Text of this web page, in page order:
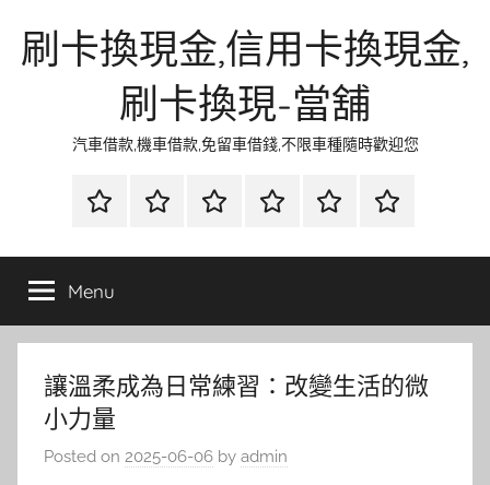
刷卡換現金,信用卡換現金,
刷卡換現-當舖
汽車借款,機車借款,免留車借錢,不限車種隨時歡迎您
首
當
金
網
資
流
時
環
清
聯
徵
Menu
讓溫柔成為日常練習：改變生活的微
小力量
Posted on 2025-06-06 by admin